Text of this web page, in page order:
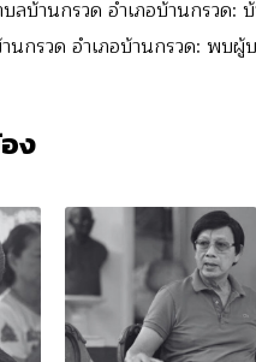
ลบ้านกรวด อำเภอบ้านกรวด:
นกรวด อำเภอบ้านกรวด: พบผู้
ง